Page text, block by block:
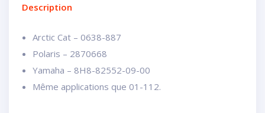
Description
Arctic Cat – 0638-887
Polaris – 2870668
Yamaha – 8H8-82552-09-00
Même applications que 01-112.